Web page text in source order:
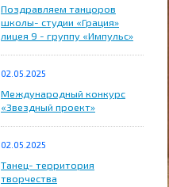
Поздравляем танцоров
школы- студии «Грация»
лицея 9 - группу «Импульс»
02.05.2025
Международный конкурс
«Звездный проект»
02.05.2025
Танец- территория
творчества